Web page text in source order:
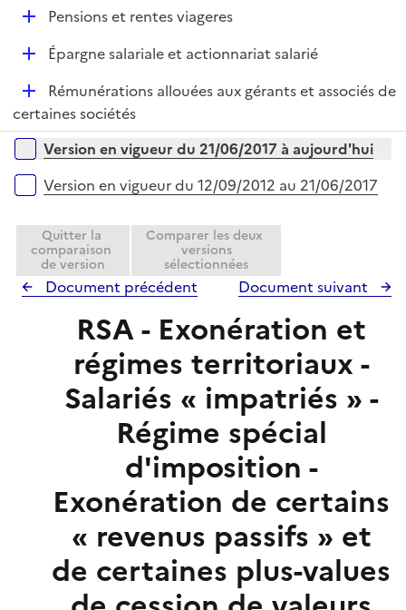
D
e
r
Pensions et rentes viageres
D
l
e
r
Épargne salariale et actionnariat salarié
D
é
p
e
r
Rémunérations allouées aux gérants et associés de
certaines sociétés
Versions sur la période
Version en vigueur du 21/06/2017 à aujourd'hui
Version en vigueur du 12/09/2012 au 21/06/2017
Quitter la
comparaison
de version
Comparer les deux
versions
sélectionnées
Document précédent Document suivant
RSA - Exonération et
régimes territoriaux -
Salariés « impatriés » -
Régime spécial
d'imposition -
Exonération de certains
« revenus passifs » et
de certaines plus-values